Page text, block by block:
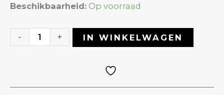
Beschikbaarheid: Op voorraad
-
Gelpolish
Cat
+ IN WINKELWAGEN